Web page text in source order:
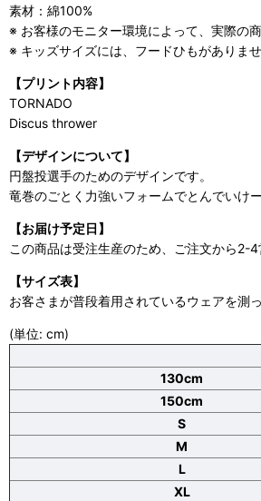
素材：綿100%
※ お客様のモニター環境によって、実際の
※ キッズサイズには、フードひもがありま
【プリント内容】
TORNADO
Discus thrower
【デザインについて】
円盤投選手のためのデザインです。
竜巻のごとく力強いフォームでとんでいけー
【お届け予定日】
この商品は受注生産のため、ご注文から2-4
【サイズ表】
お客さまが普段着用されているウェアを測
(単位: cm)
130cm
150cm
S
M
L
XL